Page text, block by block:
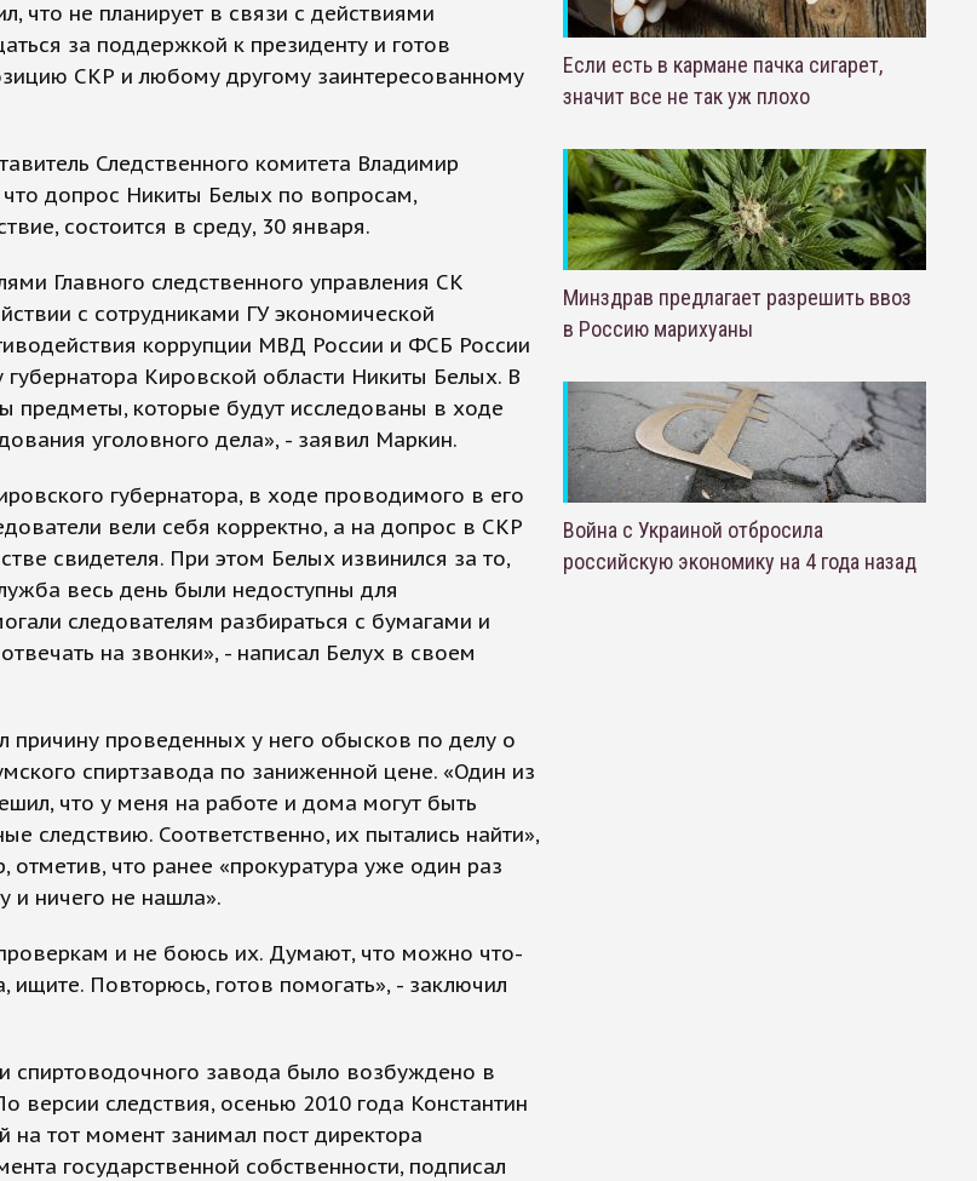
что не планирует в связи с действиями
за поддержкой к президенту и готов
СКР и любому другому заинтересованному
Следственного комитета Владимир
допрос Никиты Белых по вопросам,
состоится в среду, 30 января.
Главного следственного управления СК
с сотрудниками ГУ экономической
коррупции МВД России и ФСБ России
Кировской области Никиты Белых. В
предметы, которые будут исследованы в ходе
уголовного дела», - заявил Маркин.
губернатора, в ходе проводимого в его
вели себя корректно, а на допрос в СКР
свидетеля. При этом Белых извинился за то,
весь день были недоступны для
следователям разбираться с бумагами и
на звонки», - написал Белух в своем
причину проведенных у него обысков по делу о
спиртзавода по заниженной цене. «Один из
что у меня на работе и дома могут быть
следствию. Соответственно, их пытались найти»,
отметив, что ранее «прокуратура уже один раз
и ничего не нашла».
и не боюсь их. Думают, что можно что-
ищите. Повторюсь, готов помогать», - заключил
спиртоводочного завода было возбуждено в
версии следствия, осенью 2010 года Константин
на тот момент занимал пост директора
государственной собственности, подписал
Если есть в кармане пачка сигарет,
значит все не так уж плохо
Минздрав предлагает разрешить ввоз
в Россию марихуаны
Война с Украиной отбросила
российскую экономику на 4 года назад